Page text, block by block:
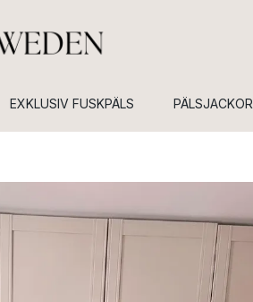
EXKLUSIV FUSKPÄLS PÄLSJACKOR